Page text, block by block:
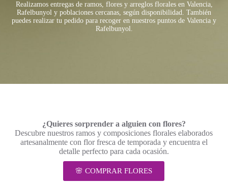
Realizamos entregas de ramos, flores y arreglos florales en Valencia,
Rafelbunyol y poblaciones cercanas, según disponibilidad. También
puedes realizar tu pedido para recoger en nuestros puntos de Valencia y
Rafelbunyol.
¿Quieres sorprender a alguien con flores?
Descubre nuestros ramos y composiciones florales elaborados
artesanalmente con flor fresca de temporada y encuentra el
detalle perfecto para cada ocasión.
🌸 COMPRAR FLORES